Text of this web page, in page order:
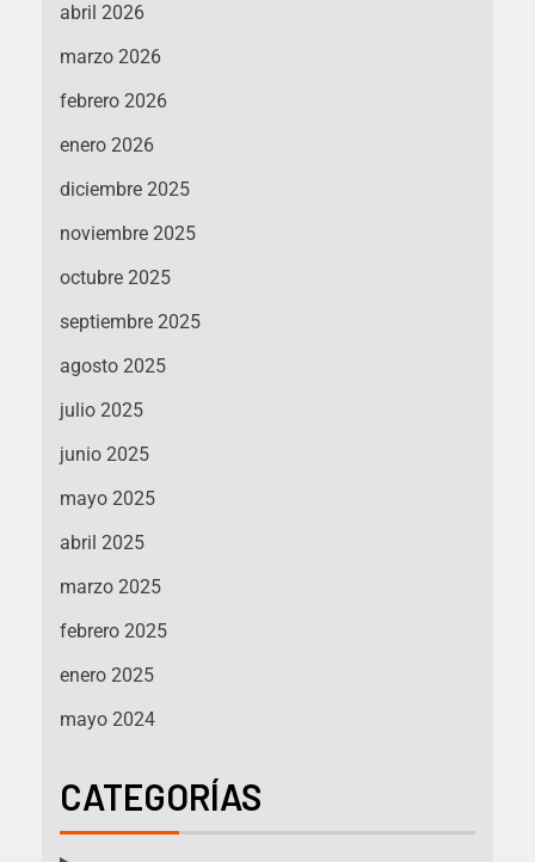
abril 2026
marzo 2026
febrero 2026
enero 2026
diciembre 2025
noviembre 2025
octubre 2025
septiembre 2025
agosto 2025
julio 2025
junio 2025
mayo 2025
abril 2025
marzo 2025
febrero 2025
enero 2025
mayo 2024
CATEGORÍAS